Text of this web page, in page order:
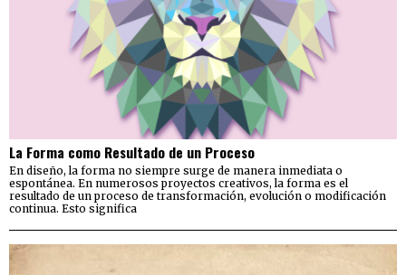
La Forma como Resultado de un Proceso
En diseño, la forma no siempre surge de manera inmediata o
espontánea. En numerosos proyectos creativos, la forma es el
resultado de un proceso de transformación, evolución o modificación
continua. Esto significa